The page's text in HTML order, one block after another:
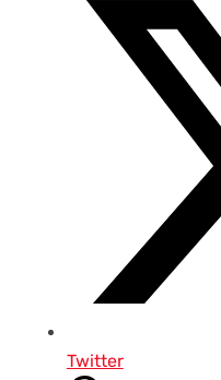
Twitter